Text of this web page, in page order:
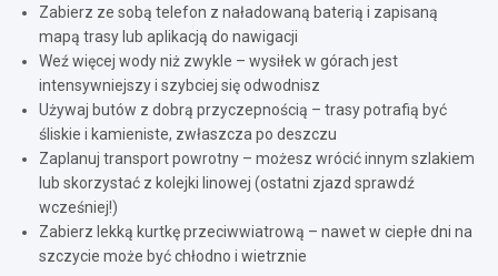
Zabierz ze sobą telefon z naładowaną baterią i zapisaną
mapą trasy lub aplikacją do nawigacji
Weź więcej wody niż zwykle – wysiłek w górach jest
intensywniejszy i szybciej się odwodnisz
Używaj butów z dobrą przyczepnością – trasy potrafią być
śliskie i kamieniste, zwłaszcza po deszczu
Zaplanuj transport powrotny – możesz wrócić innym szlakiem
lub skorzystać z kolejki linowej (ostatni zjazd sprawdź
wcześniej!)
Zabierz lekką kurtkę przeciwwiatrową – nawet w ciepłe dni na
szczycie może być chłodno i wietrznie